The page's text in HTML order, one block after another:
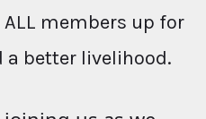
members up for
a better livelihood.